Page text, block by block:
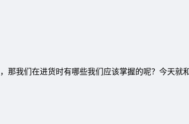
那我们在进货时有哪些我们应该掌握的呢？今天就